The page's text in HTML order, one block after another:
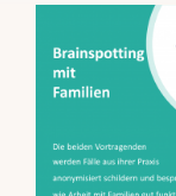
Termine
Fachpersonen